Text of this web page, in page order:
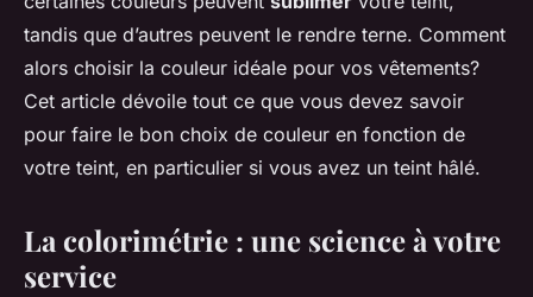
tandis que d’autres peuvent le rendre terne. Comment
alors choisir la couleur idéale pour vos vêtements?
Cet article dévoile tout ce que vous devez savoir
pour faire le bon choix de couleur en fonction de
votre teint, en particulier si vous avez un teint hâlé.
La colorimétrie : une science à votre
service